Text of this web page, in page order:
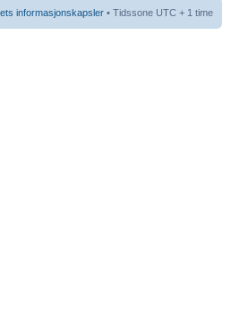
informasjonskapsler • Tidssone UTC + 1 time